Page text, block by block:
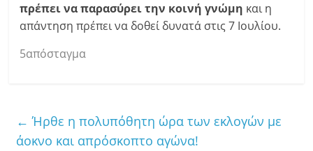
πρέπει να παρασύρει την κοινή γνώμη και η
απάντηση πρέπει να δοθεί δυνατά στις 7 Ιουλίου.
5απόσταγμα
← Ήρθε η πολυπόθητη ώρα των εκλογών με
άοκνο και απρόσκοπτο αγώνα!